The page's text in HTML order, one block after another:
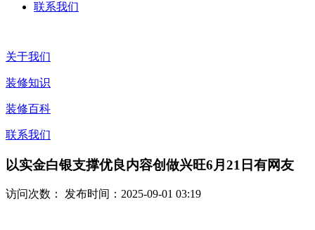
联系我们
关于我们
装修知识
装修百科
联系我们
以实金白银支撑优良内容创做兴旺6月21日有网友
访问次数： 发布时间：2025-09-01 03:19